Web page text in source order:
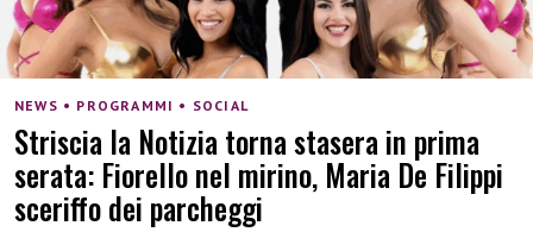
NEWS • PROGRAMMI • SOCIAL
Striscia la Notizia torna stasera in prima
serata: Fiorello nel mirino, Maria De Filippi
sceriffo dei parcheggi